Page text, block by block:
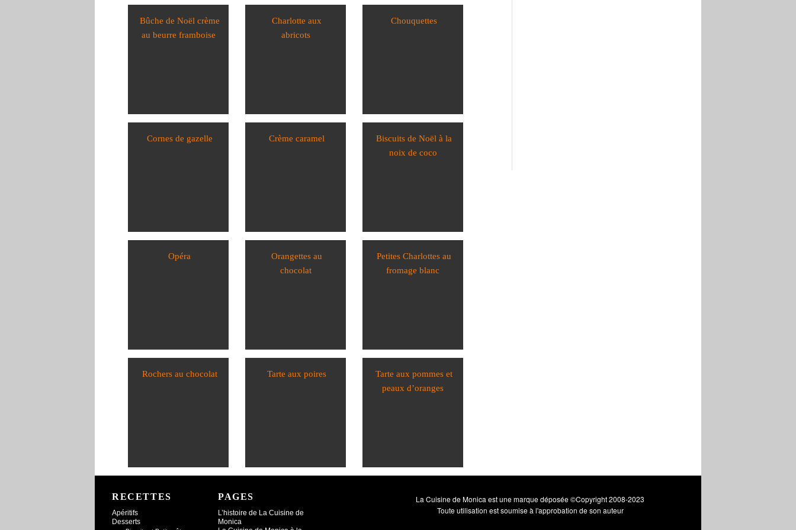
Bûche de Noël crème
au beurre framboise
Charlotte aux
abricots
Chouquettes
Cornes de gazelle Crème caramel
Biscuits de Noël à la
noix de coco
Opéra
Orangettes au
chocolat
Petites Charlottes au
fromage blanc
Rochers au chocolat Tarte aux poires
Tarte aux pommes et
peaux d’oranges
RECETTES
Apéritifs
Desserts
PAGES
L’histoire de La Cuisine de
Monica
La Cuisine de Monica est une marque déposée ©Copyright 2008-2023
Toute utilisation est soumise à l'approbation de son auteur